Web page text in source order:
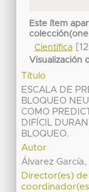
Este ítem
Científica
Visualización
Título
ESCALA DE
BLOQUEO
COMO
DIFÍCIL
BLOQUEO.
Autor
Álvarez
Director(es)